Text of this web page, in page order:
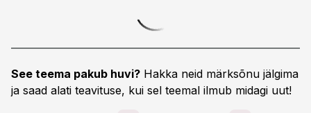
See teema pakub huvi? Hakka neid märksõnu jälgima
ja saad alati teavituse, kui sel teemal ilmub midagi uut!